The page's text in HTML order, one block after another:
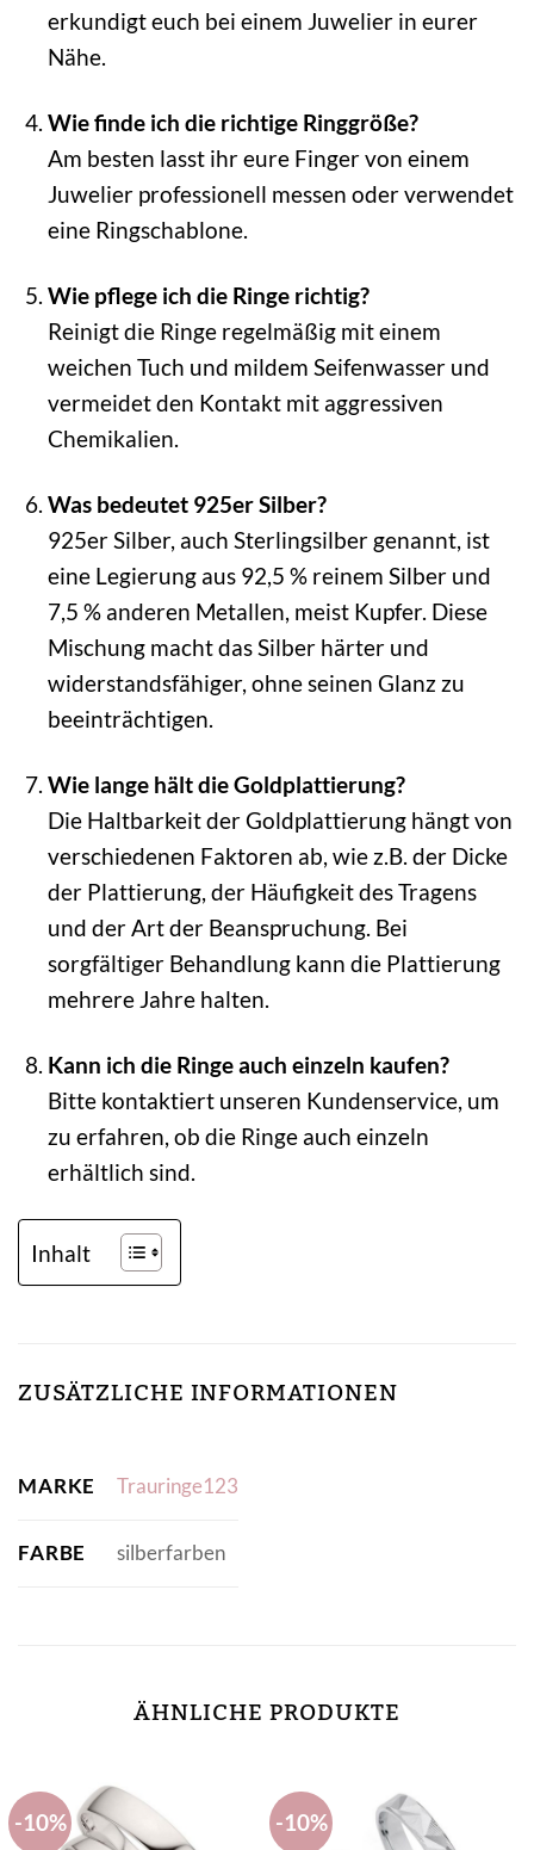
erkundigt euch bei einem Juwelier in eurer
Nähe.
Wie finde ich die richtige Ringgröße?
Am besten lasst ihr eure Finger von einem
Juwelier professionell messen oder verwendet
eine Ringschablone.
Wie pflege ich die Ringe richtig?
Reinigt die Ringe regelmäßig mit einem
weichen Tuch und mildem Seifenwasser und
vermeidet den Kontakt mit aggressiven
Chemikalien.
Was bedeutet 925er Silber?
925er Silber, auch Sterlingsilber genannt, ist
eine Legierung aus 92,5 % reinem Silber und
7,5 % anderen Metallen, meist Kupfer. Diese
Mischung macht das Silber härter und
widerstandsfähiger, ohne seinen Glanz zu
beeinträchtigen.
Wie lange hält die Goldplattierung?
Die Haltbarkeit der Goldplattierung hängt von
verschiedenen Faktoren ab, wie z.B. der Dicke
der Plattierung, der Häufigkeit des Tragens
und der Art der Beanspruchung. Bei
sorgfältiger Behandlung kann die Plattierung
mehrere Jahre halten.
Kann ich die Ringe auch einzeln kaufen?
Bitte kontaktiert unseren Kundenservice, um
zu erfahren, ob die Ringe auch einzeln
erhältlich sind.
Inhalt
ZUSÄTZLICHE INFORMATIONEN
MARKE Trauringe123
FARBE silberfarben
ÄHNLICHE PRODUKTE
-10% -10%